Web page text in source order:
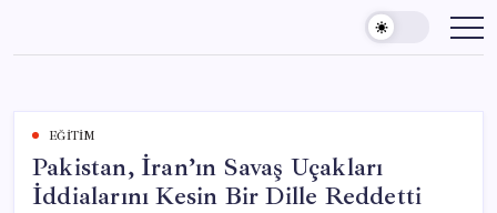
content
EĞITIM
Pakistan, İran’ın Savaş Uçakları
İddialarını Kesin Bir Dille Reddetti